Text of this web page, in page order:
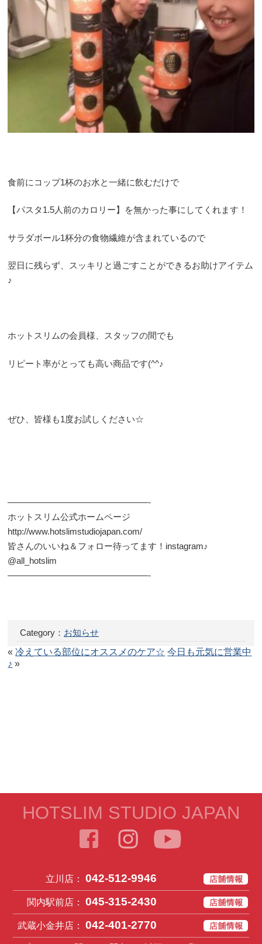
食前にコップ1杯のお水と一緒に飲むだけで
【パスタ1.5人前のカロリー】を無かった事にしてくれます！
サラダボール1杯分の食物繊維が含まれているので
翌日に残らず、スッキリと過ごすことができるお助けアイテム
♪
ホットスリムの会員様、スタッフの間でも
リピート率がとっても高い商品です(^^♪
ぜひ、皆様も1度お試しください☆
————————————————-
ホットスリム公式ホームページ
http://www.hotslimstudiojapan.com/
皆さんのいいね＆フォロー待ってます！instagram♪
@all_hotslim
————————————————-
Category： お知らせ
«冷えている部位にオススメのケア☆ 今日も元気に営業中
♪ »
HOTSLIM STUDIO JAPAN
立川店： 042-512-9946
関内駅前店： 045-315-2430
武蔵小金井店： 042-401-2770